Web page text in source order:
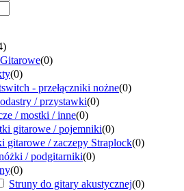
)
(0)
(0)
- przełączniki nożne(0)
/ przystawki(0)
/ mostki / inne(0)
gitarowe / pojemniki(0)
gitarowe / zaczepy Straplock(0)
/ podgitarniki(0)
(0)
Struny do gitary akustycznej(0)